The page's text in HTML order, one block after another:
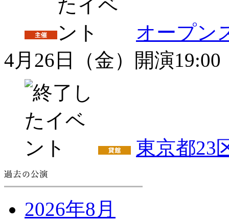
オープン
4月26日（金）開演19:00
東京都23
2026年8月